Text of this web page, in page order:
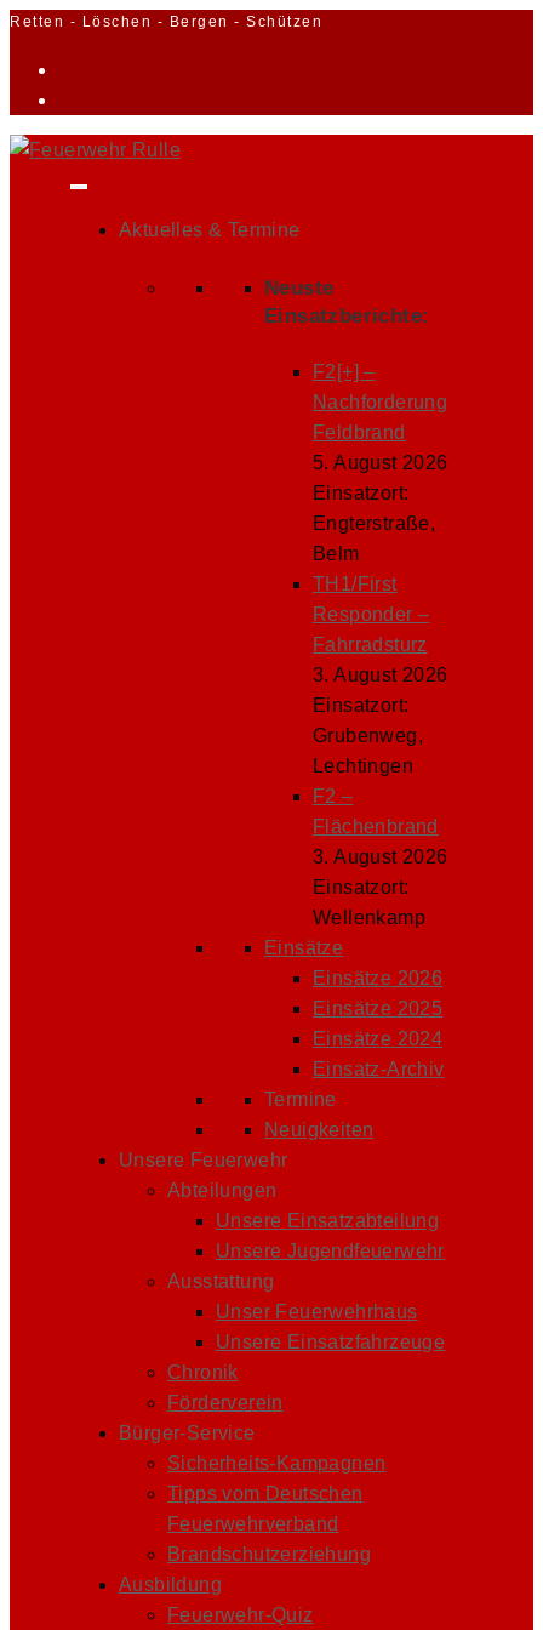
Zum
Retten - Löschen - Bergen - Schützen
Aktuelles & Termine
Neuste
Einsatzberichte:
F2[+] –
Nachforderung
Feldbrand
5. August 2026
Einsatzort:
Engterstraße,
Belm
TH1/First
Responder –
Fahrradsturz
3. August 2026
Einsatzort:
Grubenweg,
Lechtingen
F2 –
Flächenbrand
3. August 2026
Einsatzort:
Wellenkamp
Einsätze
Einsätze 2026
Einsätze 2025
Einsätze 2024
Einsatz-Archiv
Termine
Neuigkeiten
Unsere Feuerwehr
Abteilungen
Unsere Einsatzabteilung
Unsere Jugendfeuerwehr
Ausstattung
Unser Feuerwehrhaus
Unsere Einsatzfahrzeuge
Chronik
Förderverein
Bürger-Service
Sicherheits-Kampagnen
Tipps vom Deutschen
Feuerwehrverband
Brandschutzerziehung
Ausbildung
Feuerwehr-Quiz